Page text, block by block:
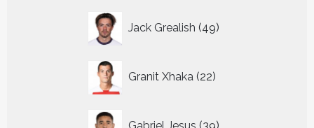
Jack Grealish 49
producten
Granit Xhaka 22
producten